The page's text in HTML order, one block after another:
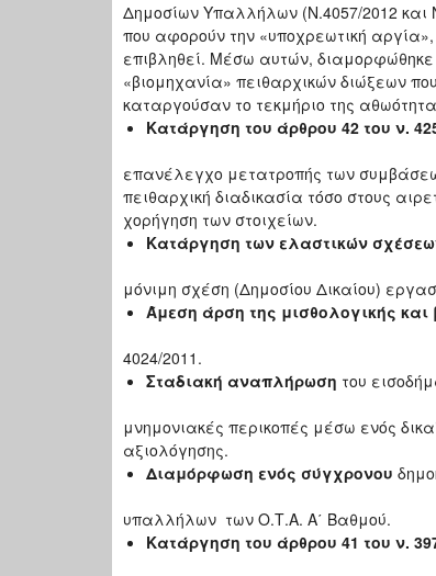
Δημοσίων Υπαλλήλων (Ν.4057/2012
που αφορούν την «υποχρεωτική
επιβληθεί. Μέσω αυτών,
«βιομηχανία» πειθαρχικών διώξεων
καταργούσαν το τεκμήριο της
Κατάργηση του άρθρου 42 του ν.
επανέλεγχο μετατροπής των
πειθαρχική διαδικασία τόσο στους
χορήγηση των στοιχείων.
Κατάργηση των ελαστικών
μόνιμη σχέση (Δημοσίου Δικαίου)
Άμεση άρση της μισθολογικής
4024/2011.
Σταδιακή αναπλήρωση του
μνημονιακές περικοπές μέσω ενός
αξιολόγησης.
Διαμόρφωση ενός σύγχρονου
υπαλλήλων των Ο.Τ.Α. Α΄ Βαθμού.
Κατάργηση του άρθρου 41 του ν.